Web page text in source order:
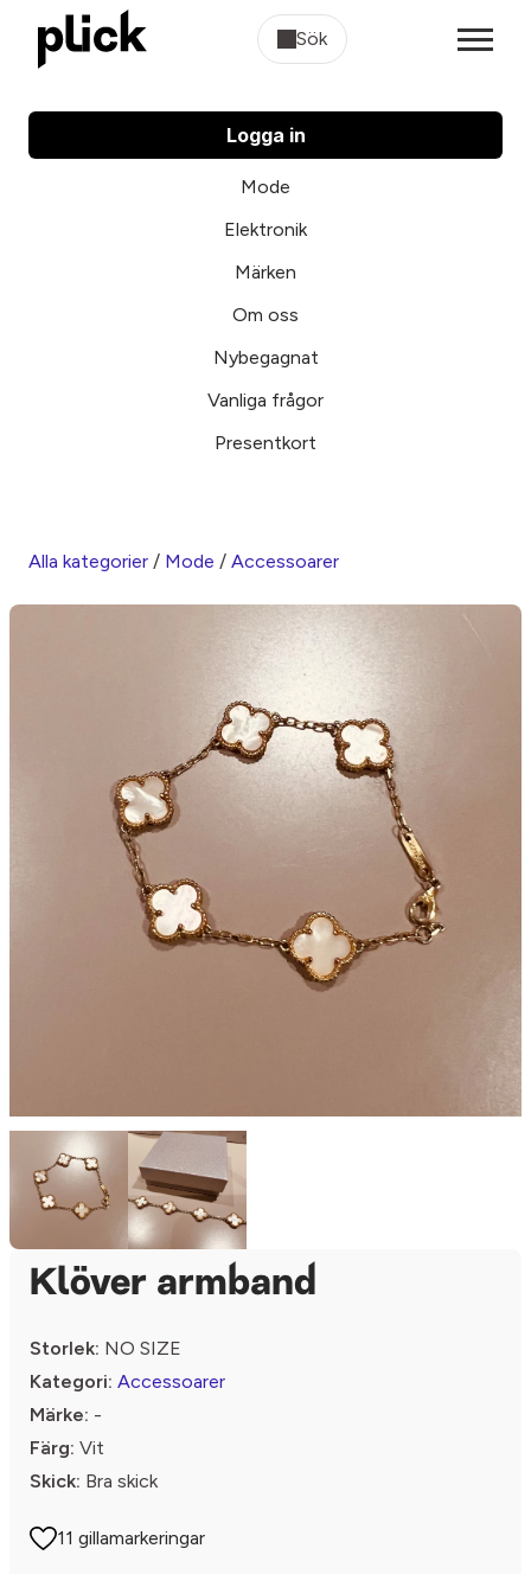
Sök
Logga in
Mode
Elektronik
Märken
Om oss
Nybegagnat
Vanliga frågor
Presentkort
Alla kategorier / Mode / Accessoarer
Klöver armband
Storlek: NO SIZE
Kategori: Accessoarer
Märke: -
Färg: Vit
Skick: Bra skick
11 gillamarkeringar